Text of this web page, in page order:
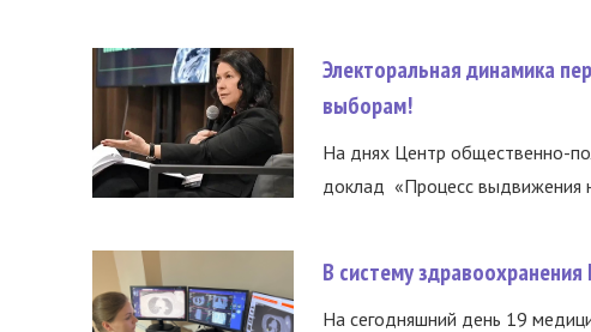
Электоральная динамика
выборам!
На днях Центр общественно-
доклад «Процесс выдвижения
В систему
На сегодняшний день 19